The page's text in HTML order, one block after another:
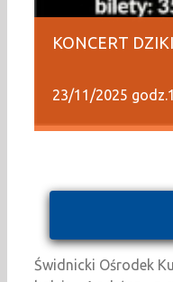
KONCERT
23/11/2025
Świdnicki Ośrodek